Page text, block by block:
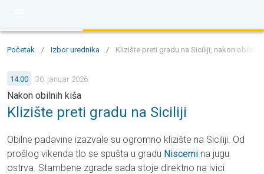
Početak / Izbor urednika / Klizište preti gradu na Siciliji, nakon obilnih
14:00 30. januar 2026.
Nakon obilnih kiša
Klizište preti gradu na Siciliji
Obilne padavine izazvale su ogromno klizište na Siciliji. Od
prošlog vikenda tlo se spušta u gradu Niscemi na jugu
ostrva. Stambene zgrade sada stoje direktno na ivici